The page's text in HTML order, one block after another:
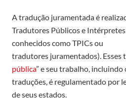
Atradução juramentada é
Tradutores Públicos e Intérpretes
conhecidoscomo TPICsou
tradutores juramentados). Esses
pública” eseu trabalho, incluindo
traduções, é regulamentado por
de seus estados.